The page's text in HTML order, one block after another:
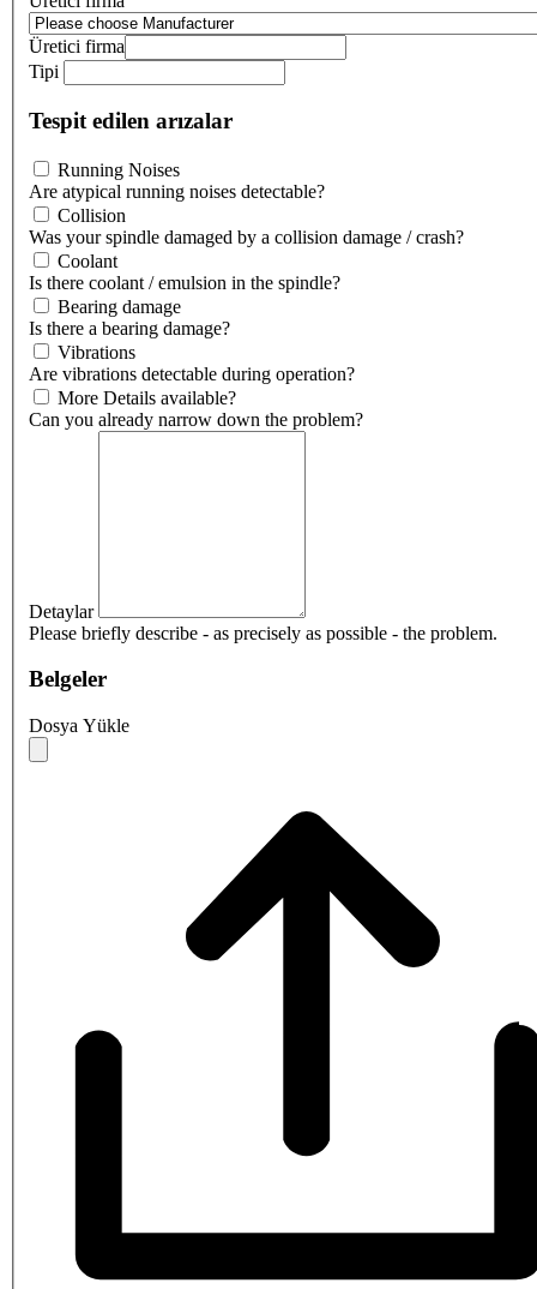
Üretici firma
Tipi
Tespit edilen arızalar
Running Noises
Are atypical running noises detectable?
Collision
Was your spindle damaged by a collision damage / crash?
Coolant
Is there coolant / emulsion in the spindle?
Bearing damage
Is there a bearing damage?
Vibrations
Are vibrations detectable during operation?
More Details available?
Can you already narrow down the problem?
Detaylar
Please briefly describe - as precisely as possible - the problem.
Belgeler
Dosya Yükle